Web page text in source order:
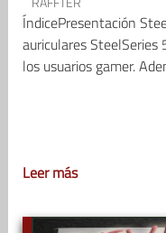
ÍndicePresentación
auriculares SteelSeries
los usuarios gamer.
Leer más